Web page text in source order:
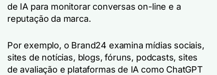
de IA para monitorar conversas on-line e a
reputação da marca.
Por exemplo, o Brand24 examina mídias sociais,
sites de notícias, blogs, fóruns, podcasts, sites
de avaliação e plataformas de IA como ChatGPT